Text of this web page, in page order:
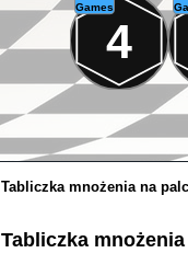
Games
4
Tabliczka mnożenia na
Tabliczka